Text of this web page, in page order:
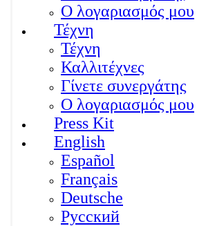
Ο λογαριασμός μου
Τέχνη
Τέχνη
Καλλιτέχνες
Γίνετε συνεργάτης
Ο λογαριασμός μου
Press Kit
English
Español
Français
Deutsche
Pусский